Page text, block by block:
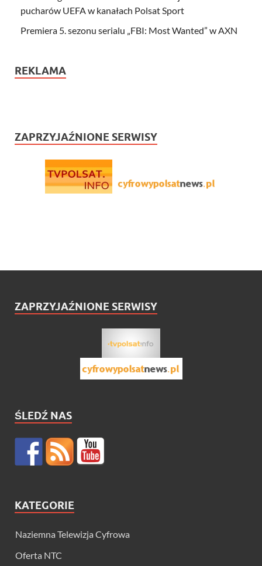
pucharów UEFA w kanałach Polsat Sport
Premiera 5. sezonu serialu „FBI: Most Wanted” w AXN
REKLAMA
ZAPRZYJAŹNIONE SERWISY
ZAPRZYJAŹNIONE SERWISY
ŚLEDŹ NAS
KATEGORIE
Naziemna Telewizja Cyfrowa
Oferta NTC